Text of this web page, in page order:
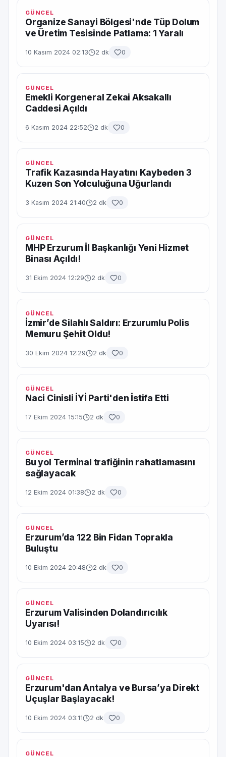
GÜNCEL
Organize Sanayi Bölgesi'nde Tüp Dolum
ve Üretim Tesisinde Patlama: 1 Yaralı
10 Kasım 2024 02:13 2 dk 0
GÜNCEL
Emekli Korgeneral Zekai Aksakallı
Caddesi Açıldı
6 Kasım 2024 22:52 2 dk 0
GÜNCEL
Trafik Kazasında Hayatını Kaybeden 3
Kuzen Son Yolculuğuna Uğurlandı
3 Kasım 2024 21:40 2 dk 0
GÜNCEL
MHP Erzurum İl Başkanlığı Yeni Hizmet
Binası Açıldı!
31 Ekim 2024 12:29 2 dk 0
GÜNCEL
İzmir’de Silahlı Saldırı: Erzurumlu Polis
Memuru Şehit Oldu!
30 Ekim 2024 12:29 2 dk 0
GÜNCEL
Naci Cinisli İYİ Parti'den İstifa Etti
17 Ekim 2024 15:15 2 dk 0
GÜNCEL
Bu yol Terminal trafiğinin rahatlamasını
sağlayacak
12 Ekim 2024 01:38 2 dk 0
GÜNCEL
Erzurum’da 122 Bin Fidan Toprakla
Buluştu
10 Ekim 2024 20:48 2 dk 0
GÜNCEL
Erzurum Valisinden Dolandırıcılık
Uyarısı!
10 Ekim 2024 03:15 2 dk 0
GÜNCEL
Erzurum'dan Antalya ve Bursa’ya Direkt
Uçuşlar Başlayacak!
10 Ekim 2024 03:11 2 dk 0
GÜNCEL